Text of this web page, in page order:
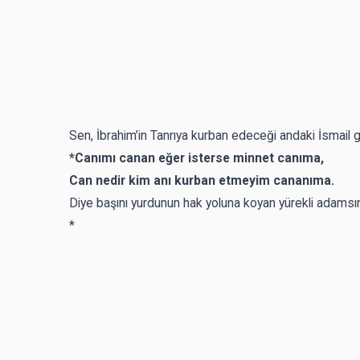
Sen, İbrahim’in Tanrıya kurban edeceği andaki İsmail
*Canımı canan eğer isterse minnet canıma,
Can nedir kim anı kurban etmeyim cananıma.
Diye başını yurdunun hak yoluna koyan yürekli
*